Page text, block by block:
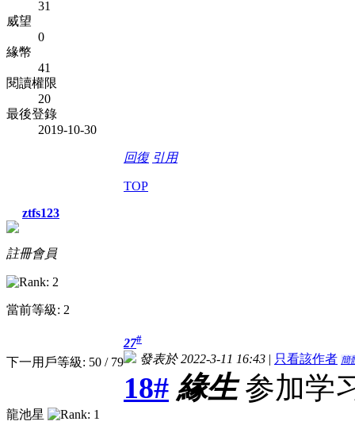
31
威望
0
緣幣
41
閱讀權限
20
最後登錄
2019-10-30
回復 引用
TOP
ztfs123
註冊會員
當前等級: 2
下一用戶等級: 50 / 79
龍池星
27#
發表於 2022-3-11 16:43 | 只看該作者 簡
18# 緣生 参加学